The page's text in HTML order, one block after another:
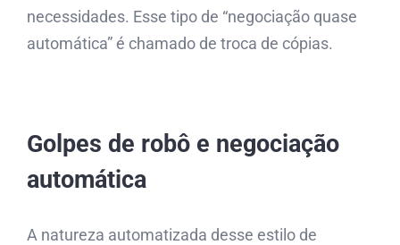
necessidades. Esse tipo de “negociação quase
automática” é chamado de troca de cópias.
Golpes de robô e negociação
automática
A natureza automatizada desse estilo de